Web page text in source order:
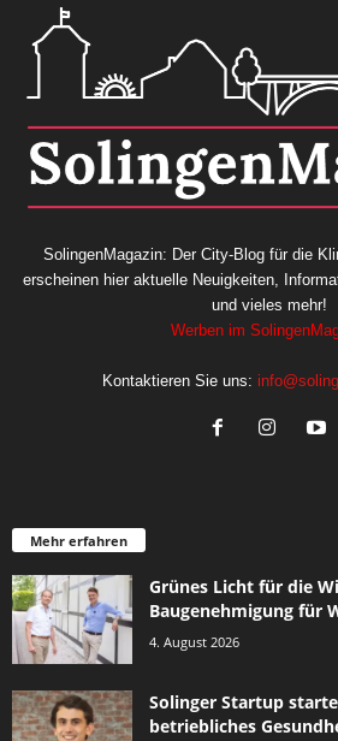
SolingenMagazin: Der City-Blog für die
erscheinen hier aktuelle Neuigkeiten,
und vieles mehr!
Werben im
Kontaktieren Sie uns:
Mehr erfahren
Grünes Licht für die
Baugenehmigung für
4. August 2026
Solinger Startup
betriebliches